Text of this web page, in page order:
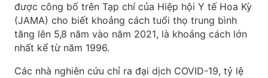
được công bố trên Tạp chí của Hiệp hội Y tế Hoa Kỳ
(JAMA) cho biết khoảng cách tuổi thọ trung bình
tăng lên 5,8 năm vào năm 2021, là khoảng cách lớn
nhất kể từ năm 1996.
Các nhà nghiên cứu chỉ ra đại dịch COVID-19, tỷ lệ